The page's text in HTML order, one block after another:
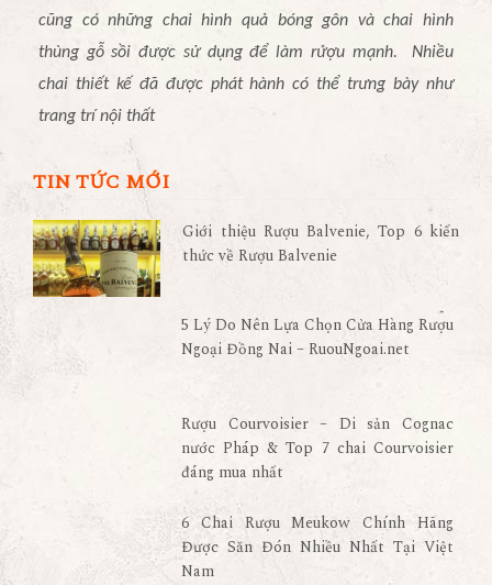
cũng có những chai hình quả bóng gôn và chai hình
thùng gỗ sồi được sử dụng để làm rượu mạnh. Nhiều
chai thiết kế đã được phát hành có thể trưng bày như
trang trí nội thất
TIN TỨC MỚI
Giới thiệu Rượu Balvenie, Top 6 kiến
thức về Rượu Balvenie
5 Lý Do Nên Lựa Chọn Cửa Hàng Rượu
Ngoại Đồng Nai – RuouNgoai.net
Rượu Courvoisier – Di sản Cognac
nước Pháp & Top 7 chai Courvoisier
đáng mua nhất
6 Chai Rượu Meukow Chính Hãng
Được Săn Đón Nhiều Nhất Tại Việt
Nam